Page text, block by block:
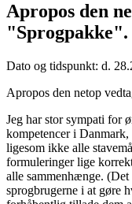
Apropos den
"Sprogpakke".
Dato og tidspunkt: d.
Apropos den netop
Jeg har stor sympati for
kompetencer i
ligesom ikke alle
formuleringer lige
alle sammenhænge.
sprogbrugerne i at gøre